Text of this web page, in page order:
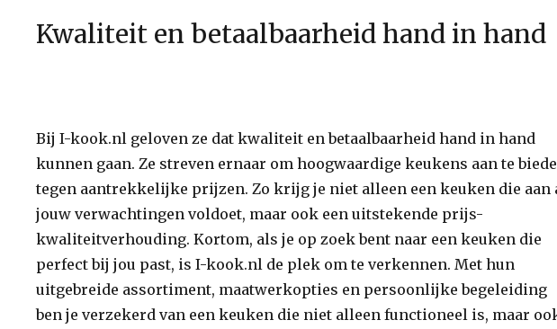
Kwaliteit en betaalbaarheid hand in hand
Bij I-kook.nl geloven ze dat kwaliteit en betaalbaarheid hand in hand
kunnen gaan. Ze streven ernaar om hoogwaardige keukens aan te
tegen aantrekkelijke prijzen. Zo krijg je niet alleen een keuken die aan
jouw verwachtingen voldoet, maar ook een uitstekende prijs-
kwaliteitverhouding. Kortom, als je op zoek bent naar een keuken die
perfect bij jou past, is I-kook.nl de plek om te verkennen. Met hun
uitgebreide assortiment, maatwerkopties en persoonlijke begeleiding
ben je verzekerd van een keuken die niet alleen functioneel is, maar